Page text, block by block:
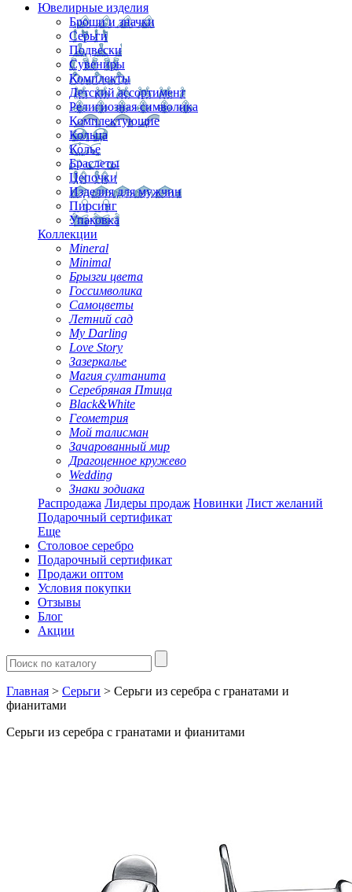
Ювелирные изделия
Броши и значки
Серьги
Подвески
Сувениры
Комплекты
Детский ассортимент
Религиозная символика
Комплектующие
Кольца
Колье
Браслеты
Цепочки
Изделия для мужчин
Пирсинг
Упаковка
Коллекции
Mineral
Minimal
Брызги цвета
Госсимволика
Самоцветы
Летний сад
My Darling
Love Story
Зазеркалье
Магия султанита
Серебряная Птица
Black&White
Геометрия
Мой талисман
Зачарованный мир
Драгоценное кружево
Wedding
Знаки зодиака
Распродажа Лидеры продаж Новинки Лист желаний
Подарочный сертификат
Еще
Столовое серебро
Подарочный сертификат
Продажи оптом
Условия покупки
Отзывы
Блог
Акции
Главная > Серьги > Серьги из серебра с гранатами и
фианитами
Серьги из серебра с гранатами и фианитами